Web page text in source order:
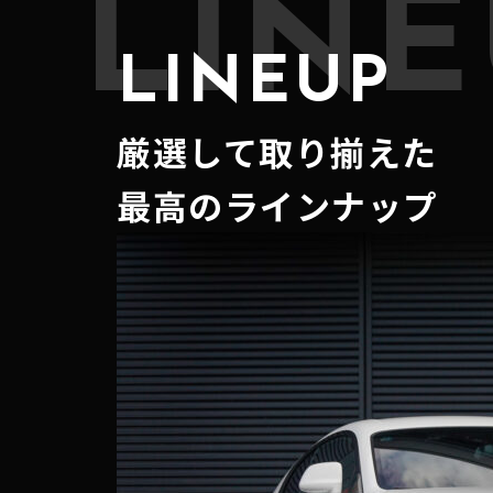
LINEUP
厳選して取り揃えた
最高のラインナップ